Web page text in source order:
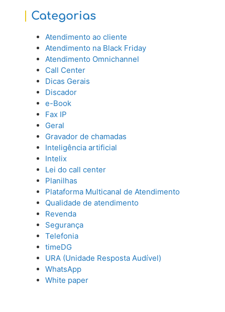
Categorias
Atendimento ao cliente
Atendimento na Black Friday
Atendimento Omnichannel
Call Center
Dicas Gerais
Discador
e-Book
Fax IP
Geral
Gravador de chamadas
Inteligência artificial
Intelix
Lei do call center
Planilhas
Plataforma Multicanal de Atendimento
Qualidade de atendimento
Revenda
Segurança
Telefonia
timeDG
URA (Unidade Resposta Audível)
WhatsApp
White paper